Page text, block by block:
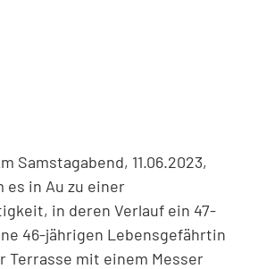
Samstagabend, 11.06.2023,
es in Au zu einer
in deren Verlauf ein 47-
46-jährigen Lebensgefährtin
Terrasse mit einem Messer